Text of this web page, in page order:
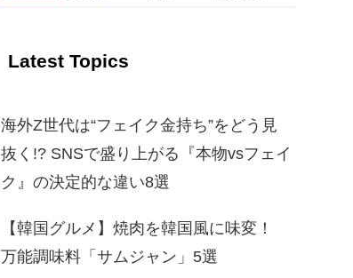
Latest Topics
海外Z世代は“フェイク金持ち”をどう見
抜く!? SNSで盛り上がる『本物vsフェイ
ク』の決定的な違い8選
【韓国グルメ】焼肉を韓国風に味変！
万能調味料「サムジャン」5選